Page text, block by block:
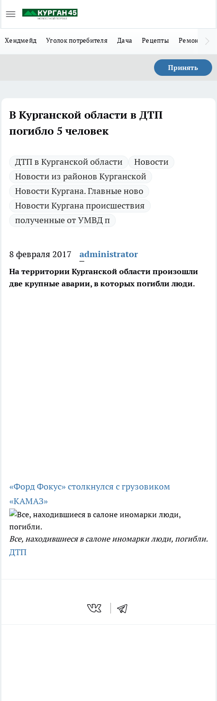
Хендмейд Уголок потребителя Дача Рецепты Ремонт
Принять
В Курганской области в ДТП
погибло 5 человек
ДТП в Курганской области
Новости
Новости из районов Курганской
Новости Кургана. Главные ново
Новости Кургана происшествия
полученные от УМВД п
8 февраля 2017 administrator
На территории Курганской области произошли
две крупные аварии, в которых погибли люди.
«Форд Фокус» столкнулся с грузовиком
«КАМАЗ»
Все, находившиеся в салоне иномарки люди, погибли.
ДТП